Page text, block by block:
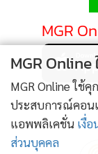
เกมต่อเว
4
5G แรงไ
Mobile AI ด้
MGR
MGR Online ใช้
ประสบการณ์คอน
แอพพลิเคชั่น เงื่
ส่วนบุคคล